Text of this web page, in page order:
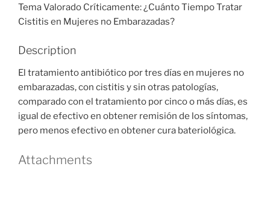
Tema Valorado Críticamente: ¿Cuánto Tiempo Tratar
Cistitis en Mujeres no Embarazadas?
Description
El tratamiento antibiótico por tres días en mujeres no
embarazadas, con cistitis y sin otras patologías,
comparado con el tratamiento por cinco o más días, es
igual de efectivo en obtener remisión de los síntomas,
pero menos efectivo en obtener cura bateriológica.
Attachments